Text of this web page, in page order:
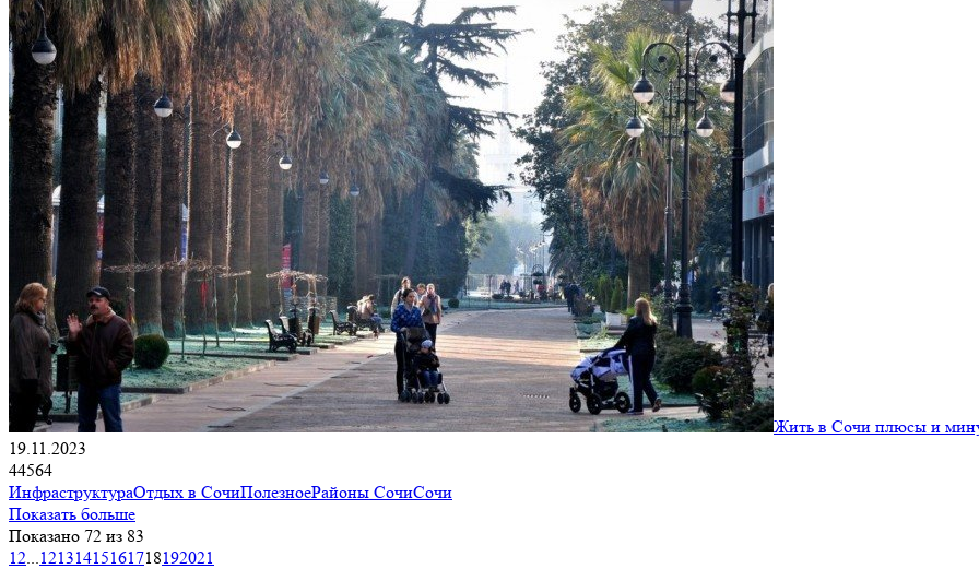
Жить в Сочи плюсы и
19.11.2023
44564
ИнфраструктураОтдых в СочиПолезноеРайоны СочиСочи
Показать больше
Показано 72 из 83
12...12131415161718192021